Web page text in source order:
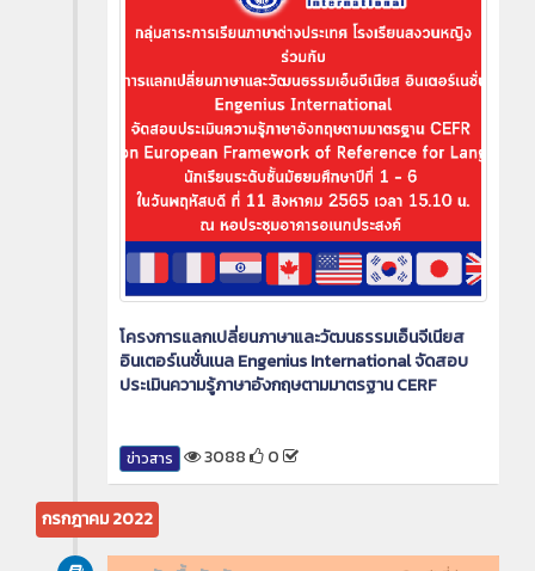
โครงการแลกเปลี่ยนภาษาและวัฒนธรรมเอ็นจีเนียส
อินเตอร์เนชั่นเนล Engenius International จัดสอบ
ประเมินความรู้ภาษาอังกฤษตามมาตรฐาน CERF
ข่าวสาร 3088 0
กรกฎาคม 2022